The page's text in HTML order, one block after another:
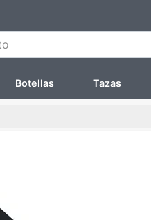
Botellas Tazas